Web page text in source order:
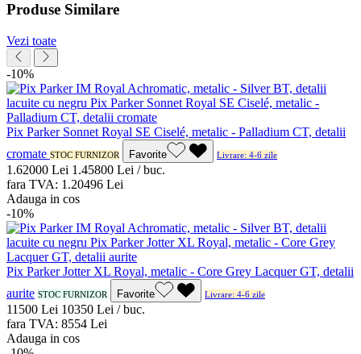
Produse Similare
Vezi toate
-10%
Pix Parker Sonnet Royal SE Ciselé, metalic - Palladium CT, detalii
cromate STOC FURNIZOR Favorite Livrare: 4-6 zile
1.62000 Lei 1.45800 Lei / buc.
fara TVA: 1.20496 Lei
Adauga in cos
-10%
Pix Parker Jotter XL Royal, metalic - Core Grey Lacquer GT, detalii
aurite STOC FURNIZOR Favorite Livrare: 4-6 zile
11500 Lei 10350 Lei / buc.
fara TVA: 8554 Lei
Adauga in cos